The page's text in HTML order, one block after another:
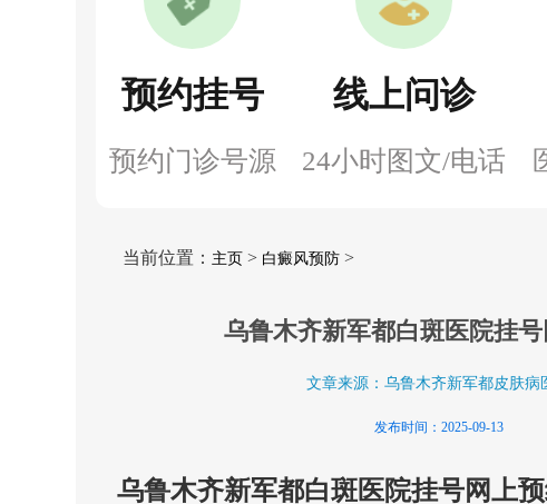
预约挂号
预约门诊号源
线上问诊
24小时图文/电话
当前位置： 主页> 白癜风预防>
乌鲁木齐新军都白斑医院挂
文章来源：乌鲁木齐新军都皮肤病
发布时间：2025-09-13
乌鲁木齐新军都白斑医院挂号网上